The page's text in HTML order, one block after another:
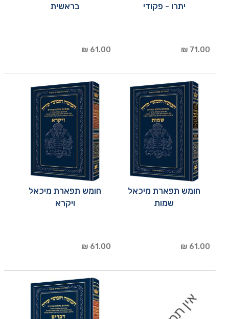
יתרו - פקודי
71.00 ₪
בראשית
61.00 ₪
חומש תפארת מיכאל
שמות
61.00 ₪
חומש תפארת מיכאל
ויקרא
61.00 ₪